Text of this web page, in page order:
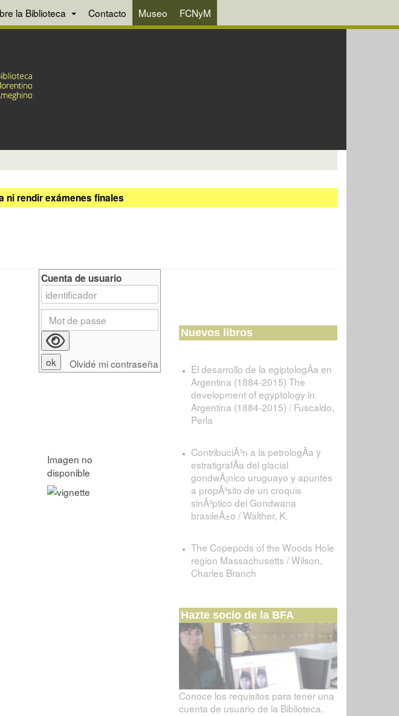
la Biblioteca Contacto Museo FCNyM
ni rendir exámenes finales
Cuenta de usuario
Olvidé mi contraseña
Nuevos libros
El desarrollo de la egiptologÃ­a en
Argentina (1884-2015) The
development of egyptology in
Argentina (1884-2015) / Fuscaldo,
Perla
ContribuciÃ³n a la petrologÃ­a y
estratigrafÃ­a del glacial
gondwÃ¡nico uruguayo y apuntes
a propÃ³sito de un croquis
sinÃ³ptico del Gondwana
brasileÃ±o / Walther, K.
The Copepods of the Woods Hole
region Massachusetts / Wilson,
Charles Branch
Hazte socio de la BFA
Conoce los requisitos para tener una
cuenta de usuario de la Biblioteca.